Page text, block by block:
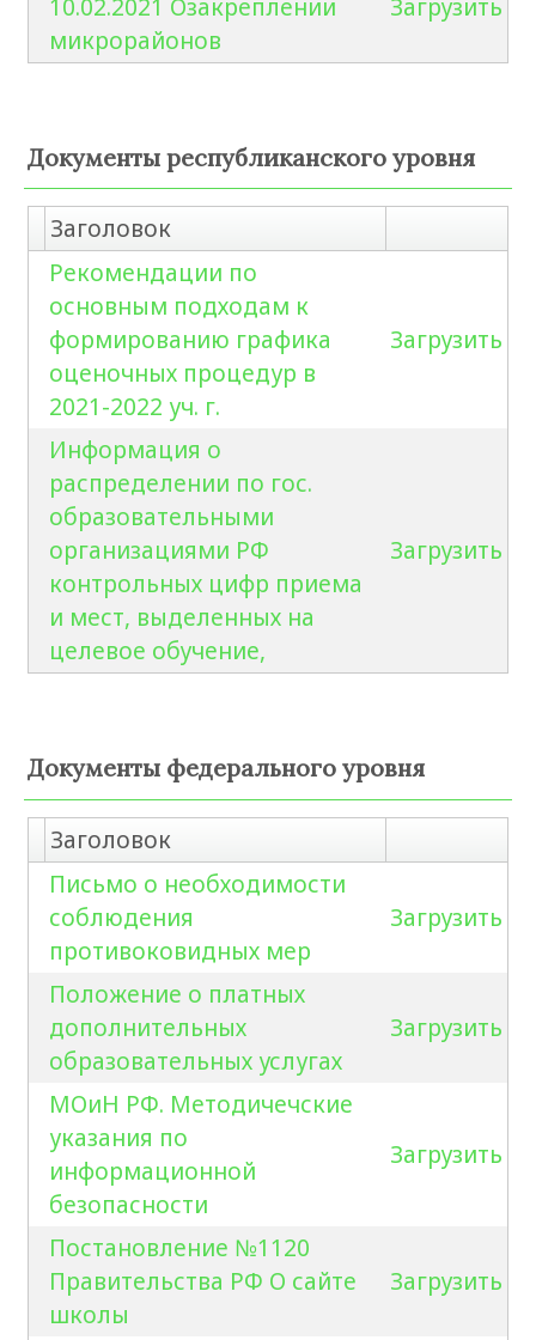
10.02.2021 Озакреплении
микрорайонов
Загрузить
Документы республиканского уровня
Заголовок
Рекомендации по
основным подходам к
формированию графика
оценочных процедур в
2021-2022 уч. г.
Загрузить
Информация о
распределении по гос.
образовательными
организациями РФ
контрольных цифр приема
и мест, выделенных на
целевое обучение,
Загрузить
Документы федерального уровня
Заголовок
Письмо о необходимости
соблюдения
противоковидных мер
Загрузить
Положение о платных
дополнительных
образовательных услугах
Загрузить
МОиН РФ. Методичечские
указания по
информационной
безопасности
Загрузить
Постановление №1120
Правительства РФ О сайте
школы
Загрузить